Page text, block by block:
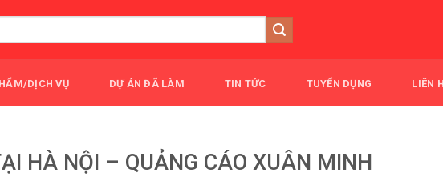
DỊCH VỤ DỰ ÁN ĐÃ LÀM TIN TỨC TUYỂN DỤNG LIÊN
HÀ NỘI – QUẢNG CÁO XUÂN MINH